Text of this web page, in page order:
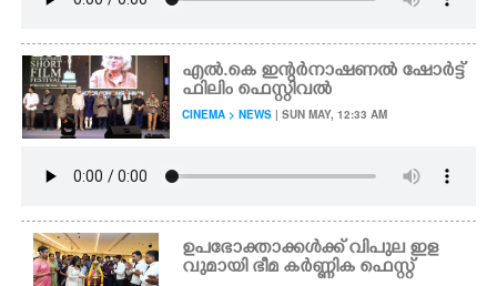
എൽ.കെ ഇന്റർനാഷണൽ ഷോർട്ട്
ഫിലിം ഫെസ്റ്റിവൽ
CINEMA > NEWS | SUN MAY, 12:33 AM
ഉപഭോക്താക്കൾക്ക് വിപുല ഇള
വുമായി ഭീമ കർണ്ണിക ഫെസ്റ്റ്